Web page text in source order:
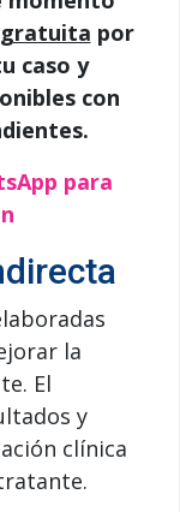
por
caso y
con
para
la
El
y
clínica